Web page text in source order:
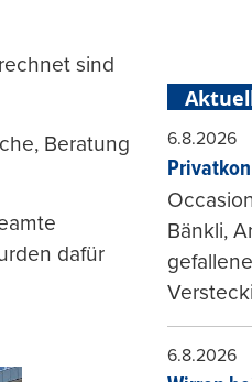
sind
Beratung
dafür
6.8.2026
Bänkli,
6.8.2026